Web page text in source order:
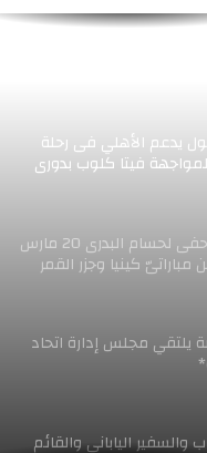
يدعم الأهلي فى رحلة
فيتا كلوب بدورى
مؤتمر صحفى لحسام البدرى 20 مارس
مباراتىّ كينيا وجزر القمر
يلتقي مجلس إدارة اتحاد
والسفير الياباني والقائم